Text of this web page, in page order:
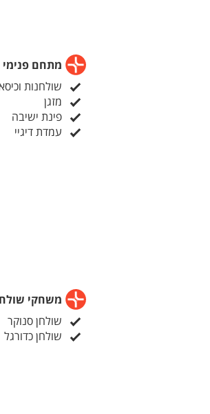
חבילת ימי הולדת
שעות 16:00 עד 20:00
רק ב- 799 ש"ח
אטרקציות
שולחן שוק ב85 שח לאדם
מתחם פנימי
שולחנות
מזגן
פינת ישיבה
עמדת דיגיי
משחקי
שולחן סנוקר
שולחן כדורגל